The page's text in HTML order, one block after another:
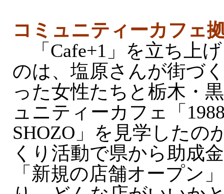
コミュニティーカフェ
「Cafe+1」を立ち上
のは、塩原さんが街づ
った女性たちと栃木・
ュニティーカフェ「
SHOZO」を見学したの
くり活動で県から助成
「新規の店舗オープン